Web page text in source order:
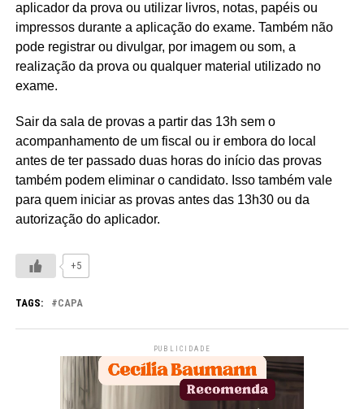
aplicador da prova ou utilizar livros, notas, papéis ou
impressos durante a aplicação do exame. Também não
pode registrar ou divulgar, por imagem ou som, a
realização da prova ou qualquer material utilizado no
exame.
Sair da sala de provas a partir das 13h sem o
acompanhamento de um fiscal ou ir embora do local
antes de ter passado duas horas do início das provas
também podem eliminar o candidato. Isso também vale
para quem iniciar as provas antes das 13h30 ou da
autorização do aplicador.
+5
TAGS: CAPA
PUBLICIDADE